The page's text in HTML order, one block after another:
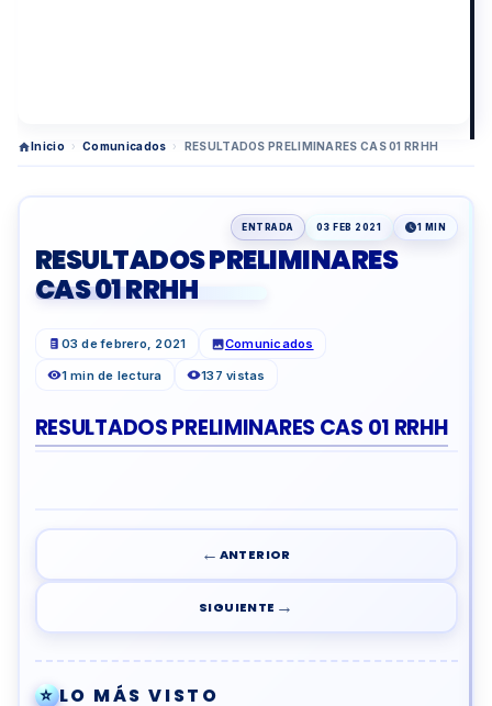
Inicio › Comunicados › RESULTADOS PRELIMINARES CAS 01 RRHH
ENTRADA 03 FEB 2021 1 MIN
RESULTADOS PRELIMINARES
CAS 01 RRHH
03 de febrero, 2021 Comunicados
1 min de lectura 137 vistas
RESULTADOS PRELIMINARES CAS 01 RRHH
← ANTERIOR
SIGUIENTE →
⭐LO MÁS VISTO